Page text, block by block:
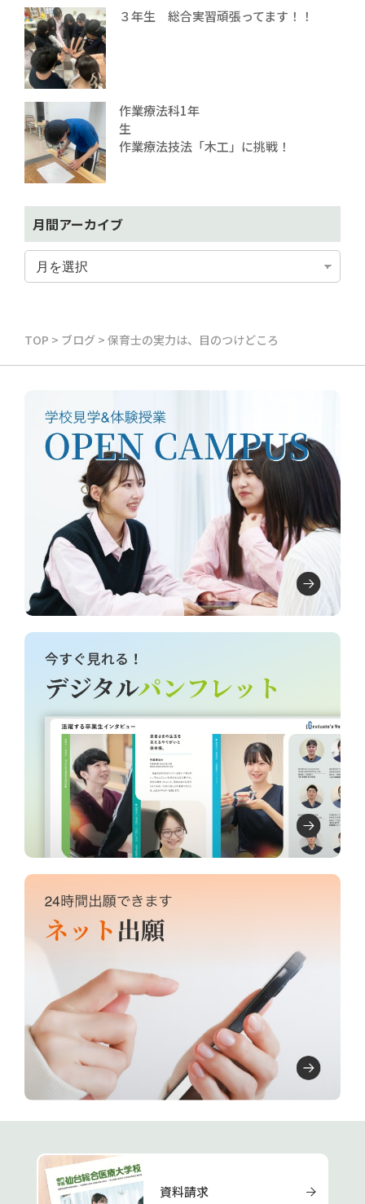
３年生 総合実習頑張ってます！！
作業療法科1年
生
作業療法技法「木工」に挑戦！
月間アーカイブ
TOP > ブログ > 保育士の実力は、目のつけどころ
資料請求